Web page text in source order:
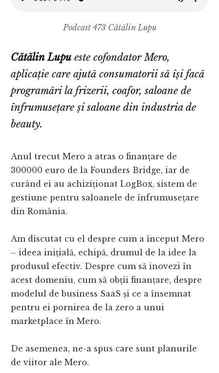
Podcast 473 Cătălin Lupu
Cătălin Lupu este cofondator Mero,
aplicație care ajută consumatorii să își facă
programări la frizerii, coafor, saloane de
înfrumusețare și saloane din industria de
beauty.
Anul trecut Mero a atras o finanțare de
300000 euro de la Founders Bridge, iar de
curând ei au achiziționat LogBox, sistem de
gestiune pentru saloanele de înfrumusețare
din România.
Am discutat cu el despre cum a început Mero
– ideea inițială, echipă, drumul de la idee la
produsul efectiv. Despre cum să inovezi în
acest domeniu, cum să obții finanțare, despre
modelul de business SaaS și ce a însemnat
pentru ei pornirea de la zero a unui
marketplace în Mero.
De asemenea, ne-a spus care sunt planurile
de viitor ale Mero.